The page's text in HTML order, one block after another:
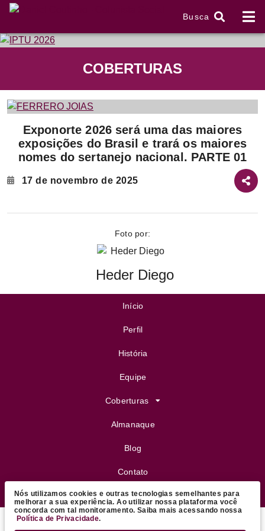
Busca
COBERTURAS
Exponorte 2026 será uma das maiores
exposições do Brasil e trará os maiores
nomes do sertanejo nacional. PARTE 01
17 de novembro de 2025
Foto por:
Heder Diego
Início
Perfil
História
Equipe
Coberturas
Almanaque
Blog
Contato
FeijoVip
Nós utilizamos cookies e outras tecnologias semelhantes para
melhorar a sua experiência. Ao utilizar nossa plataforma você
concorda com tal monitoramento. Saiba mais acessando nossa
Política de Privacidade.